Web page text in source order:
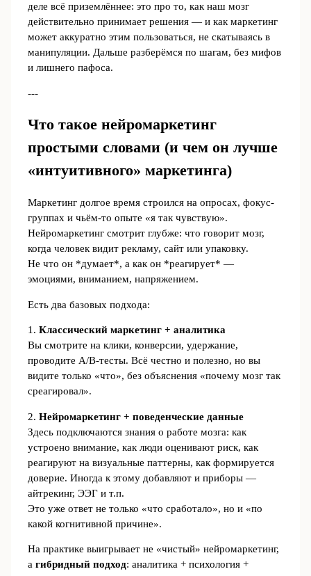
деле всё приземлённее: это про то, как наш мозг
действительно принимает решения — и как маркетинг
может аккуратно этим пользоваться, не скатываясь в
манипуляции. Дальше разберёмся по шагам, без мифов
и лишнего пафоса.
---
Что такое нейромаркетинг
простыми словами (и чем он лучше
«интуитивного» маркетинга)
Маркетинг долгое время строился на опросах, фокус-
группах и чьём‑то опыте «я так чувствую».
Нейромаркетинг смотрит глубже: что говорит мозг,
когда человек видит рекламу, сайт или упаковку.
Не что он *думает*, а как он *реагирует* —
эмоциями, вниманием, напряжением.
Есть два базовых подхода:
1. Классический маркетинг + аналитика
Вы смотрите на клики, конверсии, удержание,
проводите A/B‑тесты. Всё честно и полезно, но вы
видите только «что», без объяснения «почему мозг так
среагировал».
2. Нейромаркетинг + поведенческие данные
Здесь подключаются знания о работе мозга: как
устроено внимание, как люди оценивают риск, как
реагируют на визуальные паттерны, как формируется
доверие. Иногда к этому добавляют и приборы —
айтрекинг, ЭЭГ и т.п.
Это уже ответ не только «что сработало», но и «по
какой когнитивной причине».
На практике выигрывает не «чистый» нейромаркетинг,
а гибридный подход: аналитика + психология +